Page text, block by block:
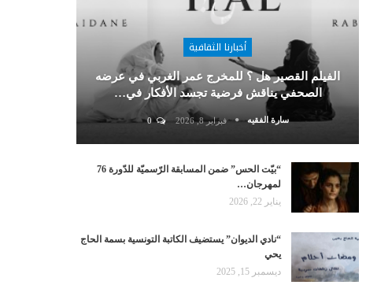
أخبارنا الثقافية
الفيلم القصير هل ؟ للمخرج عمر الغربي في عرضه
الصحفي يناقش فرضية تجسد الأفكار في…
سارة الفقيه فبراير 8, 2026 0
“بيّت الحس” ضمن المسابقة الرّسميّة للدّورة 76
لمهرجان…
يناير 22, 2026
“نادي الديوان” يستضيف الكاتبة التونسية بسمة الحاج
يحي
ديسمبر 15, 2025